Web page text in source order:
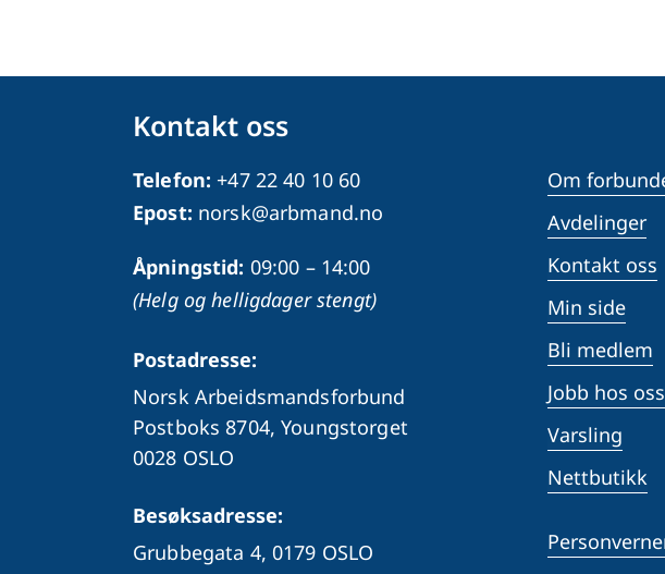
Kontakt oss
Telefon: +47 22 40 10 60
Epost: norsk@arbmand.no
Åpningstid: 09:00 – 14:00
(Helg og helligdager stengt)
Postadresse:
Norsk Arbeidsmandsforbund
Postboks 8704, Youngstorget
0028 OSLO
Besøksadresse:
Grubbegata 4, 0179 OSLO
Om
Avdelinger
Kontakt oss
Min side
Bli medlem
Jobb hos oss
Varsling
Nettbutikk